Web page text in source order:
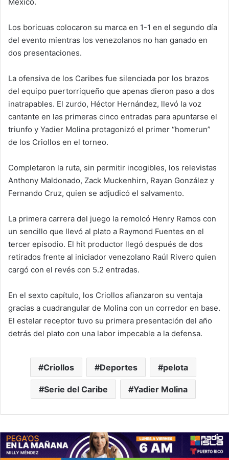
Los boricuas colocaron su marca en 1-1 en el segundo día
del evento mientras los venezolanos no han ganado en
dos presentaciones.
La ofensiva de los Caribes fue silenciada por los brazos
del equipo puertorriqueño que apenas dieron paso a dos
inatrapables. El zurdo, Héctor Hernández, llevó la voz
cantante en las primeras cinco entradas para apuntarse el
triunfo y Yadier Molina protagonizó el primer “homerun”
de los Criollos en el torneo.
Completaron la ruta, sin permitir incogibles, los relevistas
Anthony Maldonado, Zack Muckenhirn, Rayan González y
Fernando Cruz, quien se adjudicó el salvamento.
La primera carrera del juego la remolcó Henry Ramos con
un sencillo que llevó al plato a Raymond Fuentes en el
tercer episodio. El hit productor llegó después de dos
retirados frente al iniciador venezolano Raúl Rivero quien
cargó con el revés con 5.2 entradas.
En el sexto capítulo, los Criollos afianzaron su ventaja
gracias a cuadrangular de Molina con un corredor en base.
El estelar receptor tuvo su primera presentación del año
detrás del plato con una labor impecable a la defensa.
Criollos Deportes pelota
Serie del Caribe Yadier Molina